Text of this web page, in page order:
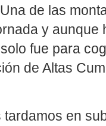
de las
y aunque
fue para
de Altas
tardamos en